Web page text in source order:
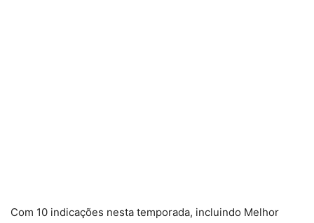
Com 10 indicações nesta temporada, incluindo Melhor